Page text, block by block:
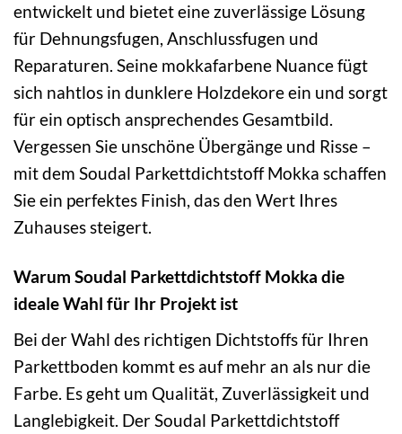
entwickelt und bietet eine zuverlässige Lösung
für Dehnungsfugen, Anschlussfugen und
Reparaturen. Seine mokkafarbene Nuance fügt
sich nahtlos in dunklere Holzdekore ein und sorgt
für ein optisch ansprechendes Gesamtbild.
Vergessen Sie unschöne Übergänge und Risse –
mit dem Soudal Parkettdichtstoff Mokka schaffen
Sie ein perfektes Finish, das den Wert Ihres
Zuhauses steigert.
Warum Soudal Parkettdichtstoff Mokka die
ideale Wahl für Ihr Projekt ist
Bei der Wahl des richtigen Dichtstoffs für Ihren
Parkettboden kommt es auf mehr an als nur die
Farbe. Es geht um Qualität, Zuverlässigkeit und
Langlebigkeit. Der Soudal Parkettdichtstoff